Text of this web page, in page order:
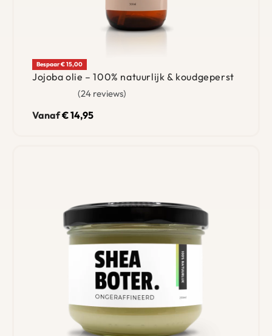
Bespaar € 15,00
Jojoba olie – 100% natuurlijk & koudgeperst
24 reviews
Vanaf€14,95